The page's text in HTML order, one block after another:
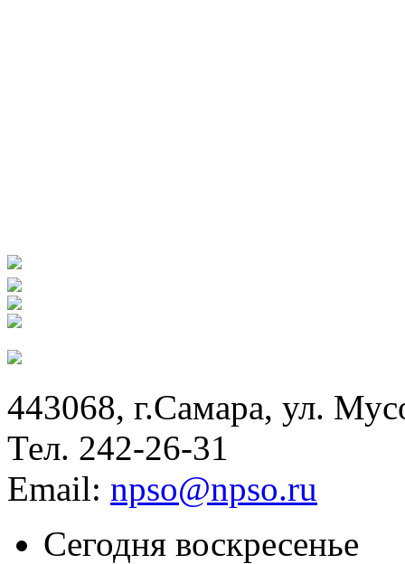
443068, г.Самара, ул.
Тел. 242-26-31
Email: npso@npso.ru
Сегодня воскресенье